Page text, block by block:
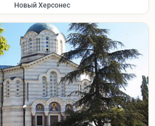
Новый Херсонес